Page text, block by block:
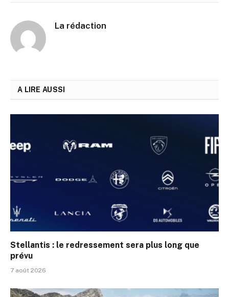
La rédaction
A LIRE AUSSI
Stellantis : le redressement sera plus long que
prévu
7 août 2026